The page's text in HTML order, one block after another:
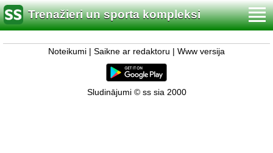
Trenažieri un sporta kompleksi
Noteikumi Saikne ar redaktoru Www versija
Sludinājumi © ss sia 2000